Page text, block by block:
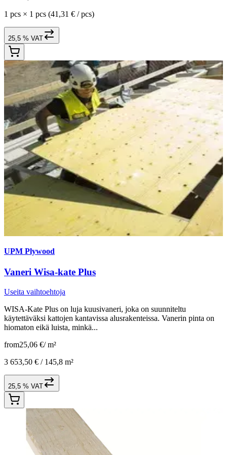
1 pcs × 1 pcs (41,31 € / pcs)
25,5 % VAT
UPM Plywood
Vaneri Wisa-kate Plus
Useita vaihtoehtoja
WISA-Kate Plus on luja kuusivaneri, joka on suunniteltu
käytettäväksi kattojen kantavissa alusrakenteissa. Vanerin pinta on
hiomaton eikä luista, minkä...
from25,06 €/ m²
3 653,50 € / 145,8 m²
25,5 % VAT